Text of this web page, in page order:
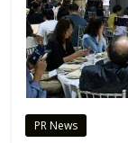
PR News